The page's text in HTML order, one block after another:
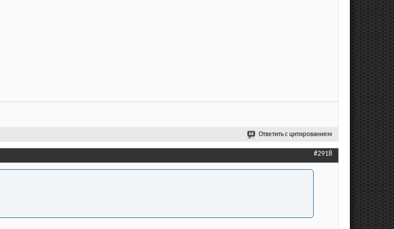
Ответить с цитированием
#2918